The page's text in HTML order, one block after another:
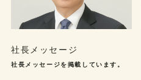
社長メッセージ
社長メッセージを掲載しています。